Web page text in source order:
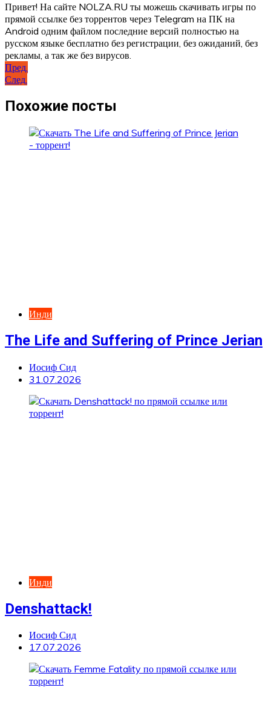
Привет! На сайте NOLZA.RU ты можешь скачивать игры по
прямой ссылке без торрентов через Telegram на ПК на
Android одним файлом последние версий полностью на
русском языке бесплатно без регистрации, без ожиданий, без
рекламы, а так же без вирусов.
Навигация
по
записям
Пред.
След.
Похожие посты
Инди
The Life and Suffering of Prince Jerian
Иосиф Сид
31.07.2026
Инди
Denshattack!
Иосиф Сид
17.07.2026